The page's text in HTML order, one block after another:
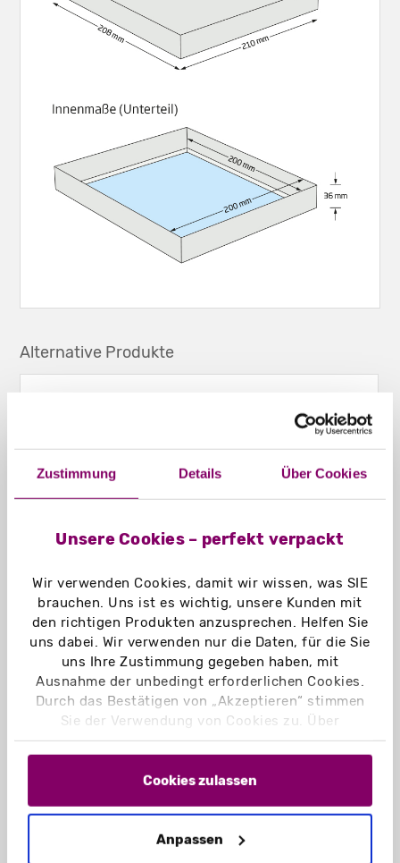
Zustimmung Details Über Cookies
Unsere Cookies – perfekt verpackt
Wir verwenden Cookies, damit wir wissen, was SIE
brauchen. Uns ist es wichtig, unsere Kunden mit
den richtigen Produkten anzusprechen. Helfen Sie
uns dabei. Wir verwenden nur die Daten, für die Sie
uns Ihre Zustimmung gegeben haben, mit
Ausnahme der unbedingt erforderlichen Cookies.
Durch das Bestätigen von „Akzeptieren“ stimmen
Sie der Verwendung von Cookies zu. Über
„Einstellungen“ können Sie auswählen, welche
Cookies Sie zulassen. Hier finden Sie unser
und unsereDatenschutzerklärung
Cookies zulassen
Anpassen
Alternative Produkte
Klappschachteln gekrempelt